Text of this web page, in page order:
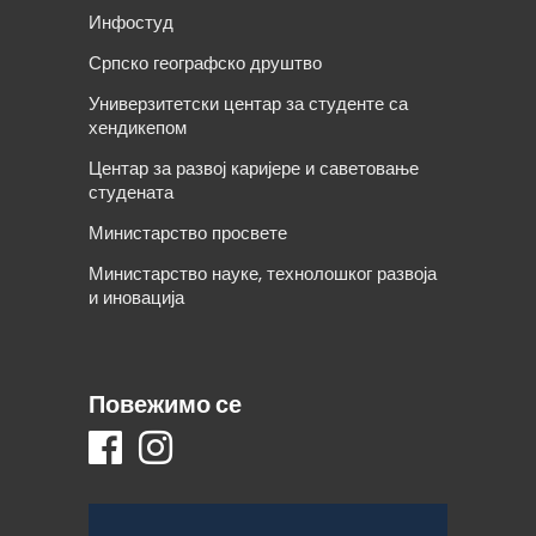
Инфостуд
Српско географско друштво
Универзитетски центар за студенте са
хендикепом
Центар за развој каријере и саветовање
студената
Министарство просвете
Министарство науке, технолошког развоја
и иновација
Повежимо се